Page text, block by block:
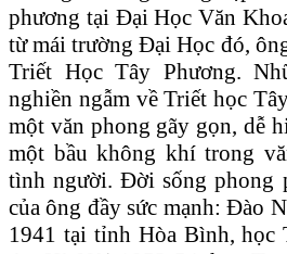
phương tại Đại Học Văn
từ mái trường Đại Học đó,
Triết Học Tây Phương.
nghiền ngẫm về Triết học
một văn phong gãy gọn, dễ
một bầu không khí trong
tình người. Đời sống phong
của ông đầy sức mạnh: Đào
1941 tại tỉnh Hòa Bình, học